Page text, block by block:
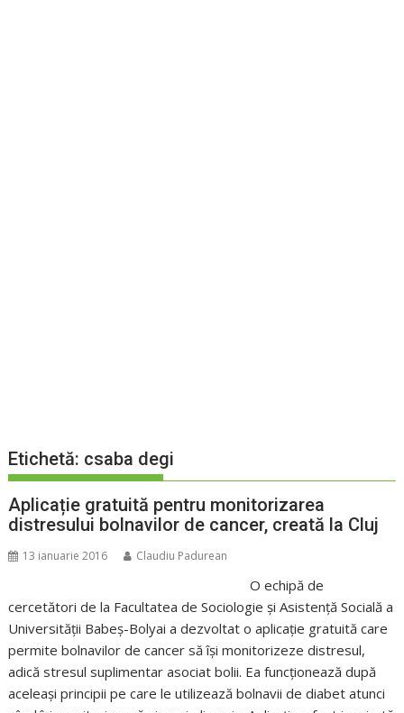
Etichetă: csaba degi
Aplicație gratuită pentru monitorizarea
distresului bolnavilor de cancer, creată la Cluj
13 ianuarie 2016 Claudiu Padurean
O echipă de
cercetători de la Facultatea de Sociologie și Asistență Socială a
Universității Babeș-Bolyai a dezvoltat o aplicație gratuită care
permite bolnavilor de cancer să își monitorizeze distresul,
adică stresul suplimentar asociat bolii. Ea funcționează după
aceleași principii pe care le utilizează bolnavii de diabet atunci